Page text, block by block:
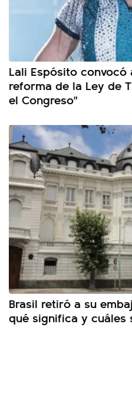
Lali Espósito
reforma de la Ley de
el Congreso"
Brasil retiró a su
qué significa y cuáles